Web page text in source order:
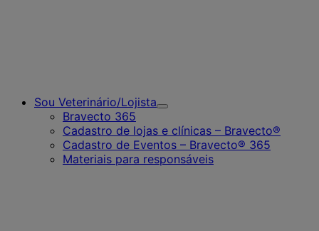
Sou Veterinário/Lojista
Toggle
for
Sou
Veterinário/Lojista
Bravecto 365
Cadastro de lojas e clínicas – Bravecto®
Cadastro de Eventos – Bravecto® 365
Materiais para responsáveis